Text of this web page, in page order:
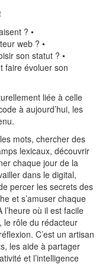
? •
web ? •
son statut ? •
faire évoluer son
liée à celle
à aujourd’hui, les
mots, chercher des
lexicaux, découvrir
chaque jour de la
dans le digital,
percer les secrets des
et s’amuser chaque
où il est facile
le rôle du rédacteur
C’est un artisan
les aide à partager
et l’intelligence